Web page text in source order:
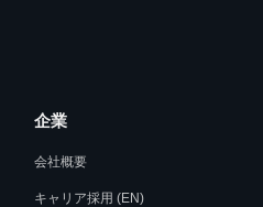
企業
会社概要
キャリア採用 (EN)